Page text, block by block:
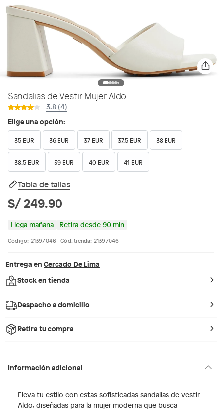
Sandalias de Vestir Mujer Aldo
3.8 (4)
Elige una opción:
35 EUR 36 EUR 37 EUR 37.5 EUR 38 EUR
38.5 EUR 39 EUR 40 EUR 41 EUR
Tabla de tallas
S/ 249.90
Llega mañana Retira desde 90 min
Código: 21397046 Cód. tienda: 21397046
Entrega en Cercado De Lima
Stock en tienda
Despacho a domicilio
Retira tu compra
Información adicional
Eleva tu estilo con estas sofisticadas sandalias de vestir
Aldo, diseñadas para la mujer moderna que busca